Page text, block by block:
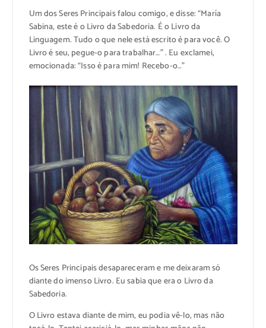
Um dos Seres Principais falou comigo, e disse: “María
Sabina, este é o Livro da Sabedoria. É o Livro da
Linguagem. Tudo o que nele está escrito é para você. O
Livro é seu, pegue-o para trabalhar…” . Eu exclamei,
emocionada: “Isso é para mim! Recebo-o…”
Os Seres Principais desapareceram e me deixaram só
diante do imenso Livro. Eu sabia que era o Livro da
Sabedoria.
O Livro estava diante de mim, eu podia vê-lo, mas não